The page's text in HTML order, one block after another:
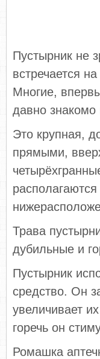
Пустырник не
встречается
Многие,
давно знакомо
Это крупная,
прямыми,
Трава
дубильные и
Пустырник
средство. Он
увеличивает
горечь он
Ромашка